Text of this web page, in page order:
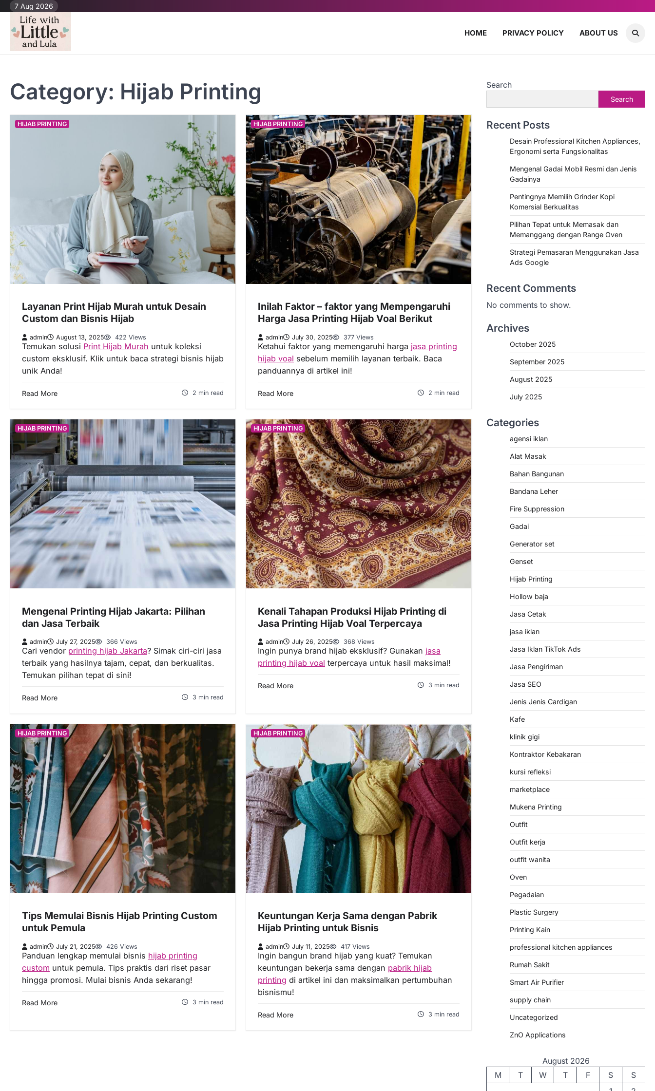
Skip
content
7 Aug 2026
HOME PRIVACY POLICY ABOUT US
Category: Hijab Printing
HIJAB PRINTING
Layanan Print Hijab Murah untuk Desain
Custom dan Bisnis Hijab
admin August 13, 2025 422 Views
Temukan solusi Print Hijab Murah untuk koleksi
custom eksklusif. Klik untuk baca strategi bisnis hijab
unik Anda!
Read More 2 min read
HIJAB PRINTING
Inilah Faktor – faktor yang Mempengaruhi
Harga Jasa Printing Hijab Voal Berikut
admin July 30, 2025 377 Views
Ketahui faktor yang memengaruhi harga jasa printing
hijab voal sebelum memilih layanan terbaik. Baca
panduannya di artikel ini!
Read More 2 min read
HIJAB PRINTING
Mengenal Printing Hijab Jakarta: Pilihan
dan Jasa Terbaik
admin July 27, 2025 366 Views
Cari vendor printing hijab Jakarta? Simak ciri-ciri jasa
terbaik yang hasilnya tajam, cepat, dan berkualitas.
Temukan pilihan tepat di sini!
Read More 3 min read
HIJAB PRINTING
Kenali Tahapan Produksi Hijab Printing di
Jasa Printing Hijab Voal Terpercaya
admin July 26, 2025 368 Views
Ingin punya brand hijab eksklusif? Gunakan jasa
printing hijab voal terpercaya untuk hasil maksimal!
Read More 3 min read
HIJAB PRINTING
Tips Memulai Bisnis Hijab Printing Custom
untuk Pemula
admin July 21, 2025 426 Views
Panduan lengkap memulai bisnis hijab printing
custom untuk pemula. Tips praktis dari riset pasar
hingga promosi. Mulai bisnis Anda sekarang!
Read More 3 min read
HIJAB PRINTING
Keuntungan Kerja Sama dengan Pabrik
Hijab Printing untuk Bisnis
admin July 11, 2025 417 Views
Ingin bangun brand hijab yang kuat? Temukan
keuntungan bekerja sama dengan pabrik hijab
printing di artikel ini dan maksimalkan pertumbuhan
bisnismu!
Read More 3 min read
Search
Search
Recent Posts
Desain Professional Kitchen Appliances,
Ergonomi serta Fungsionalitas
Mengenal Gadai Mobil Resmi dan Jenis
Gadainya
Pentingnya Memilih Grinder Kopi
Komersial Berkualitas
Pilihan Tepat untuk Memasak dan
Memanggang dengan Range Oven
Strategi Pemasaran Menggunakan Jasa
Ads Google
Recent Comments
No comments to show.
Archives
October 2025
September 2025
August 2025
July 2025
Categories
agensi iklan
Alat Masak
Bahan Bangunan
Bandana Leher
Fire Suppression
Gadai
Generator set
Genset
Hijab Printing
Hollow baja
Jasa Cetak
jasa iklan
Jasa Iklan TikTok Ads
Jasa Pengiriman
Jasa SEO
Jenis Jenis Cardigan
Kafe
klinik gigi
Kontraktor Kebakaran
kursi refleksi
marketplace
Mukena Printing
Outfit
Outfit kerja
outfit wanita
Oven
Pegadaian
Plastic Surgery
Printing Kain
professional kitchen appliances
Rumah Sakit
Smart Air Purifier
supply chain
Uncategorized
ZnO Applications
August 2026
M
T W T F S
S